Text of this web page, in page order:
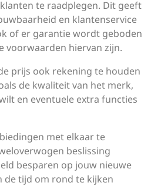
te raadplegen. Dit geeft
en klantenservice
of er garantie wordt geboden
voorwaarden hiervan zijn.
prijs ook rekening te houden
de kwaliteit van het merk,
en eventuele extra functies
met elkaar te
beslissing
besparen op jouw nieuwe
de tijd om rond te kijken